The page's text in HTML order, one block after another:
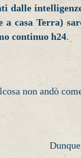
dalle
a casa Terra)
continuo h24.
non andò